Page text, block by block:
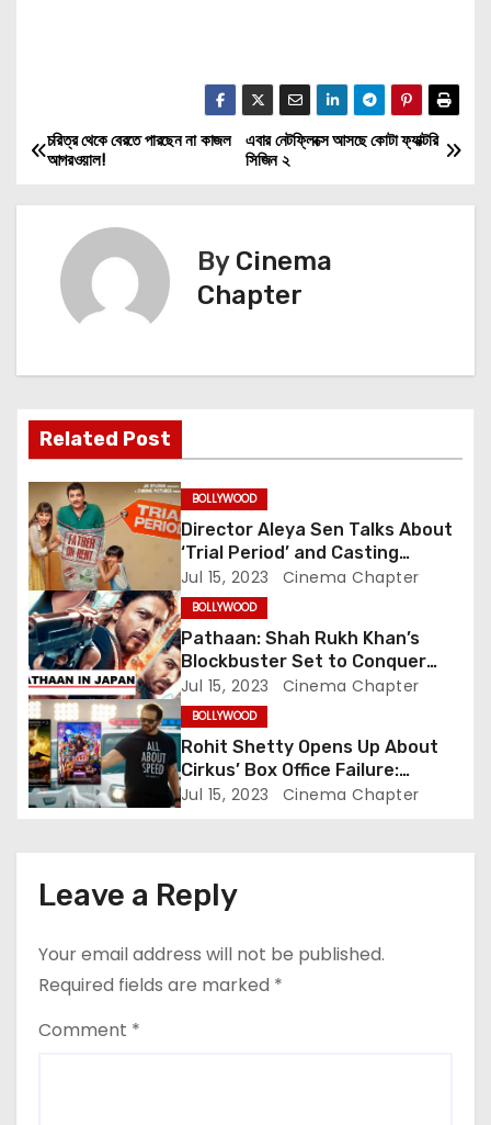
P
o
a
v
i
g
a
t
i
o
n
এবার নেটফ্লিক্সে আসছে কোটা ফ্যাক্টরি
সিজিন ২
চরিত্র থেকে বেরতে পারছেন না কাজল
আগরওয়াল!
By Cinema
Chapter
Related Post
BOLLYWOOD
Director Aleya Sen Talks About
‘Trial Period’ and Casting
Choices for the Unconventional
Family Drama Starring Genelia
Deshmukh
Jul 15, 2023 Cinema Chapter
BOLLYWOOD
Pathaan: Shah Rukh Khan’s
Blockbuster Set to Conquer
Japanese Box Office, Aiming to
Challenge RRR’s Legacy
Jul 15, 2023 Cinema Chapter
BOLLYWOOD
Rohit Shetty Opens Up About
Cirkus’ Box Office Failure:
Embracing Accountability in
Jul 15, 2023 Cinema Chapter
Leave a Reply
Your email address will not be published.
Required fields are marked *
Comment *